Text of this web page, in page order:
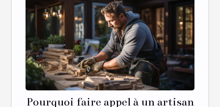
Pourquoi faire appel à un artisan